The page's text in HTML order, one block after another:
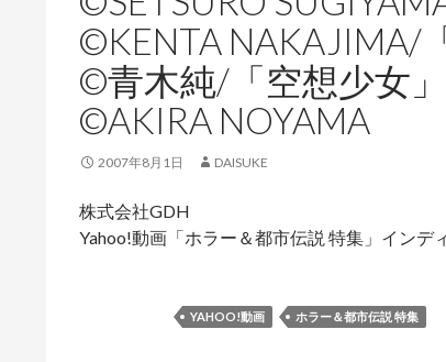
©KENTA NAKAJIMA/
©青木純/「空想少女」
©AKIRA NOYAMA
2007年8月1日 DAISUKE
株式会社GDH
Yahoo!動画「ホラー＆都市伝説 特集」インデ
YAHOO!動画 ホラー＆都市伝説 特集